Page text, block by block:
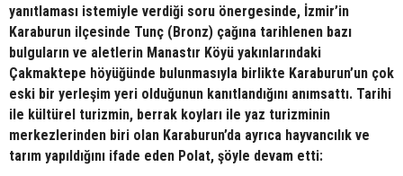
yanıtlaması istemiyle verdiği soru önergesinde, İzmir’in
Karaburun ilçesinde Tunç (Bronz) çağına tarihlenen bazı
bulguların ve aletlerin Manastır Köyü yakınlarındaki
Çakmaktepe höyüğünde bulunmasıyla birlikte Karaburun’un çok
eski bir yerleşim yeri olduğunun kanıtlandığını anımsattı. Tarihi
ile kültürel turizmin, berrak koyları ile yaz turizminin
merkezlerinden biri olan Karaburun’da ayrıca hayvancılık ve
tarım yapıldığını ifade eden Polat, şöyle devam etti: